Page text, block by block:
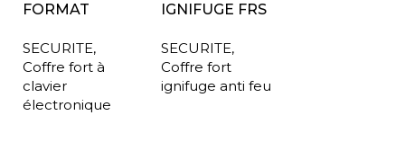
FORMAT
SECURITE,
Coffre fort à
clavier
électronique
IGNIFUGE FRS
SECURITE,
Coffre fort
ignifuge anti feu